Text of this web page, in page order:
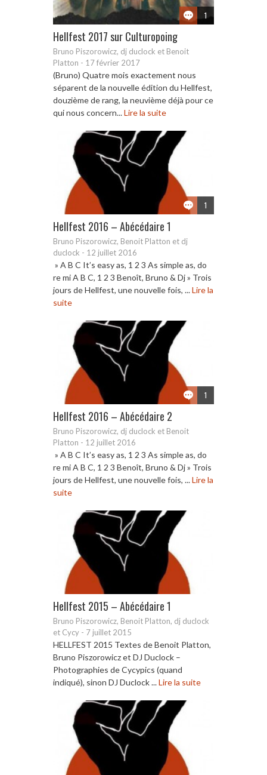
1
Hellfest 2017 sur Culturopoing
Bruno Piszorowicz, dj duclock et Benoit
Platton - 17 février 2017
(Bruno) Quatre mois exactement nous
séparent de la nouvelle édition du Hellfest,
douzième de rang, la neuvième déjà pour ce
qui nous concern...Lire la suite
1
Hellfest 2016 – Abécédaire 1
Bruno Piszorowicz, Benoit Platton et dj
duclock - 12 juillet 2016
» A B C It’s easy as, 1 2 3 As simple as, do
re mi A B C, 1 2 3 Benoît, Bruno & Dj » Trois
jours de Hellfest, une nouvelle fois, ...Lire la
suite
1
Hellfest 2016 – Abécédaire 2
Bruno Piszorowicz, dj duclock et Benoit
Platton - 12 juillet 2016
» A B C It’s easy as, 1 2 3 As simple as, do
re mi A B C, 1 2 3 Benoît, Bruno & Dj » Trois
jours de Hellfest, une nouvelle fois, ...Lire la
suite
Hellfest 2015 – Abécédaire 1
Bruno Piszorowicz, Benoit Platton, dj duclock
et Cycy - 7 juillet 2015
HELLFEST 2015 Textes de Benoit Platton,
Bruno Piszorowicz et DJ Duclock –
Photographies de Cycypics (quand
indiqué), sinon DJ Duclock ...Lire la suite